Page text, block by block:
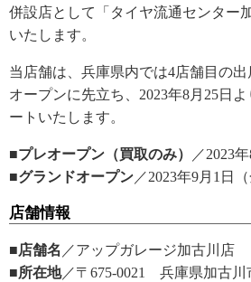
併設店として「タイヤ流通センター
いたします。
当店舗は、兵庫県内では4店舗目の出
オープンに先立ち、2023年8月25日
ートいたします。
■プレオープン（買取のみ）
／2023
■グランドオープン ／2023年9月1日（
店舗情報
■店舗名 ／アップガレージ加古川店
■所在地／〒675-0021 兵庫県加古川